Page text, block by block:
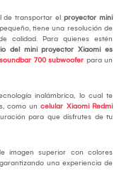
de transportar el proyector mini
tiene una resolución de
calidad. Para quienes estén
del mini proyector Xiaomi es
700 subwoofer para un
inalámbrica, lo cual te
como un celular Xiaomi Redmi
para que disfrutes de tu
imagen superior con colores
una experiencia de